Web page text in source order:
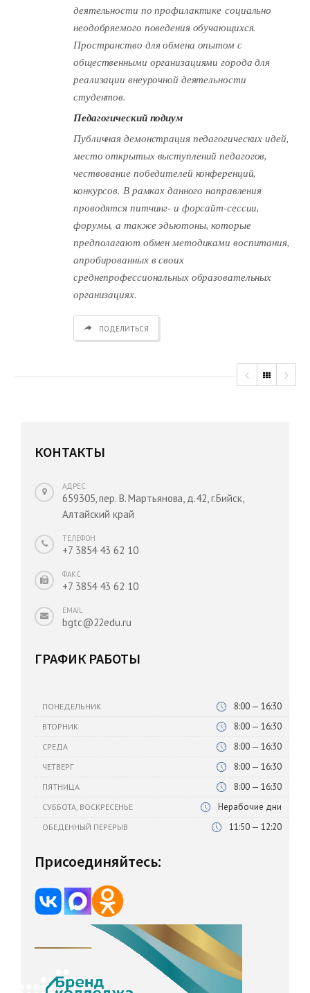
деятельности по профилактике социально
неодобряемого поведения обучающихся.
Пространство для обмена опытом с
общественными организациями города для
реализации внеурочной деятельности
студентов.
Педагогический подиум
Публичная демонстрация педагогических идей,
место открытых выступлений педагогов,
чествование победителей конференций,
конкурсов. В рамках данного направления
проводятся питчинг- и форсайт-сессии,
форумы, а также эдьютоны, которые
предполагают обмен методиками воспитания,
апробированных в своих
среднепрофессиональных образовательных
организациях.
ПОДЕЛИТЬСЯ
КОНТАКТЫ
АДРЕС
659305, пер. В. Мартьянова, д.42, г.Бийск,
Алтайский край
ТЕЛЕФОН
+7 3854 43 62 10
ФАКС
+7 3854 43 62 10
EMAIL
bgtc@22edu.ru
ГРАФИК РАБОТЫ
ПОНЕДЕЛЬНИК 8:00 — 16:30
ВТОРНИК 8:00 — 16:30
СРЕДА 8:00 — 16:30
ЧЕТВЕРГ 8:00 — 16:30
ПЯТНИЦА 8:00 — 16:30
СУББОТА, ВОСКРЕСЕНЬЕ Нерабочие дни
ОБЕДЕННЫЙ ПЕРЕРЫВ 11:50 — 12:20
Присоединяйтесь: